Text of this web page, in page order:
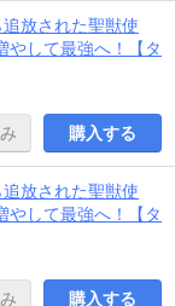
放された聖獣使
やして最強へ！【タ
購入する
放された聖獣使
やして最強へ！【タ
購入する